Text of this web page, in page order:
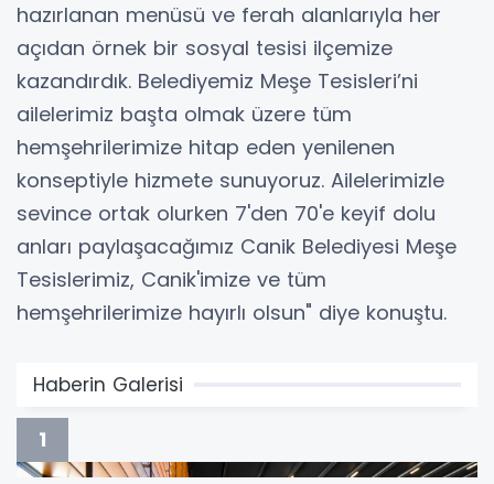
hazırlanan menüsü ve ferah alanlarıyla her
açıdan örnek bir sosyal tesisi ilçemize
kazandırdık. Belediyemiz Meşe Tesisleri’ni
ailelerimiz başta olmak üzere tüm
hemşehrilerimize hitap eden yenilenen
konseptiyle hizmete sunuyoruz. Ailelerimizle
sevince ortak olurken 7'den 70'e keyif dolu
anları paylaşacağımız Canik Belediyesi Meşe
Tesislerimiz, Canik'imize ve tüm
hemşehrilerimize hayırlı olsun" diye konuştu.
Haberin Galerisi
1